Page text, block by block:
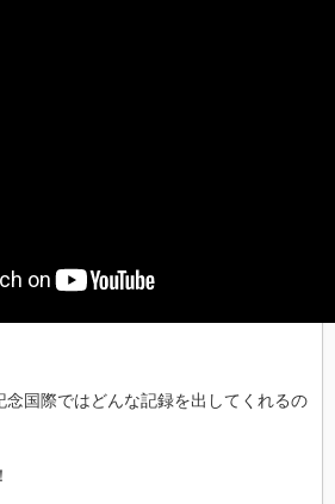
国際ではどんな記録を出してくれるの